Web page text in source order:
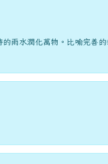
雨水潤化萬物。比喻完善